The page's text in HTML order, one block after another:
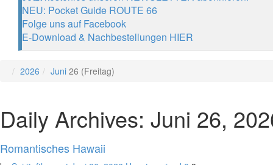
NEU: Pocket Guide ROUTE 66
Folge uns auf Facebook
E-Download & Nachbestellungen HIER
2026 Juni 26 (Freitag)
Daily Archives: Juni 26,
Romantisches Hawaii